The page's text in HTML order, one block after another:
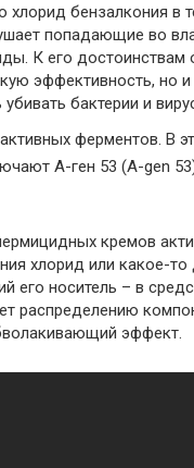
хлорид бензалкония в
попадающие во
К его достоинствам
эффективность, но и
бактерии и
ферментов. В
А-ген 53 (A-gen
кремов
хлорид или какое-то
его носитель – в
распределению
эффект.